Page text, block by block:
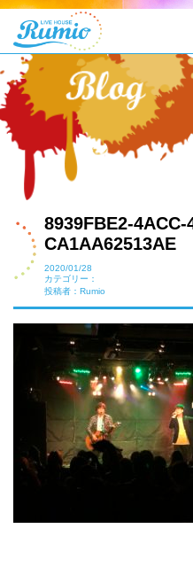
8939FBE2-4ACC-
CA1AA62513AE
2020/01/28
カテゴリー：
投稿者：Rumio